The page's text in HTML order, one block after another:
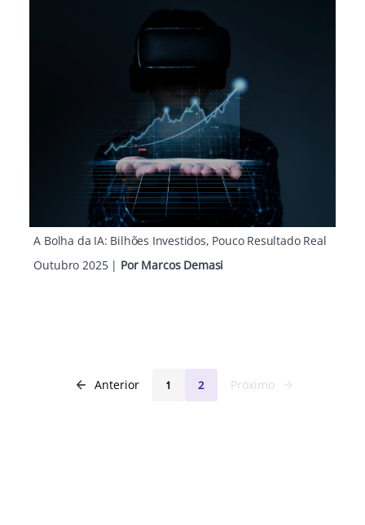
A Bolha da IA: Bilhões Investidos, Pouco Resultado Real
Outubro 2025 | Por Marcos Demasi
Anterior 1 2 Próximo